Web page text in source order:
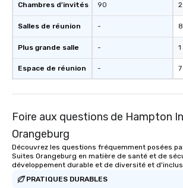
Chambres d'invités
Salles de réunion
Plus grande salle
Espace de réunion
90
-
-
-
8
Foire aux questions de Hampton
Orangeburg
Découvrez les questions fréquemment posées
Suites Orangeburg en matière de santé et de
développement durable et de diversité et
PRATIQUES DURABLES